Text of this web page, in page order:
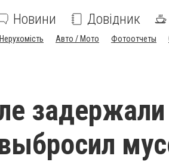
Новини Довідник
Нерухомість Авто / Мото Фотоотчеты